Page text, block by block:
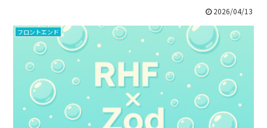
2026/04/13
フロントエンド